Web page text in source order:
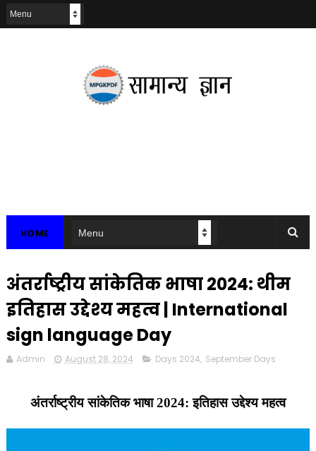
HOME
अंतर्राष्ट्रीय सांकेतिक भाषा 2024: थीम
इतिहास उद्देश्य महत्व | International
sign language Day
Admin August 28, 2024 Days 2024, September Days
अंतर्राष्ट्रीय सांकेतिक भाषा 2024: इतिहास उद्देश्य महत्व